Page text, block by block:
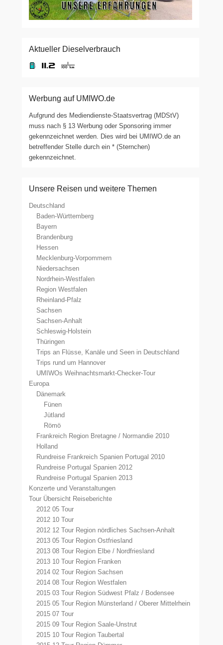
Aktueller Dieselverbrauch
Werbung auf UMIWO.de
Aufgrund des Mediendienste-Staatsvertrag (MDStV)
muss nach § 13 Werbung oder Sponsoring immer
gekennzeichnet werden. Dies wird bei UMIWO.de an
betreffender Stelle durch ein * (Sternchen)
gekennzeichnet.
Unsere Reisen und weitere Themen
Deutschland
Baden-Württemberg
Bayern
Brandenburg
Hessen
Mecklenburg-Vorpommern
Niedersachsen
Nordrhein-Westfalen
Region Westfalen
Rheinland-Pfalz
Sachsen
Sachsen-Anhalt
Schleswig-Holstein
Thüringen
Trips an Flüsse, Kanäle und Seen in Deutschland
Trips rund um Hannover
UMIWOs Weihnachtsmarkt-Checker-Tour
Europa
Dänemark
Fünen
Jütland
Römö
Frankreich Region Bretagne / Normandie 2010
Holland
Rundreise Frankreich Spanien Portugal 2010
Rundreise Portugal Spanien 2012
Rundreise Portugal Spanien 2013
Konzerte und Veranstaltungen
Tour Übersicht Reiseberichte
2012 05 Tour
2012 10 Tour
2012 12 Tour Region nördliches Sachsen-Anhalt
2013 05 Tour Region Ostfriesland
2013 08 Tour Region Elbe / Nordfriesland
2013 10 Tour Region Franken
2014 02 Tour Region Sachsen
2014 08 Tour Region Westfalen
2015 03 Tour Region Südwest Pfalz / Bodensee
2015 05 Tour Region Münsterland / Oberer Mittelrhein
2015 07 Tour
2015 09 Tour Region Saale-Unstrut
2015 10 Tour Region Taubertal